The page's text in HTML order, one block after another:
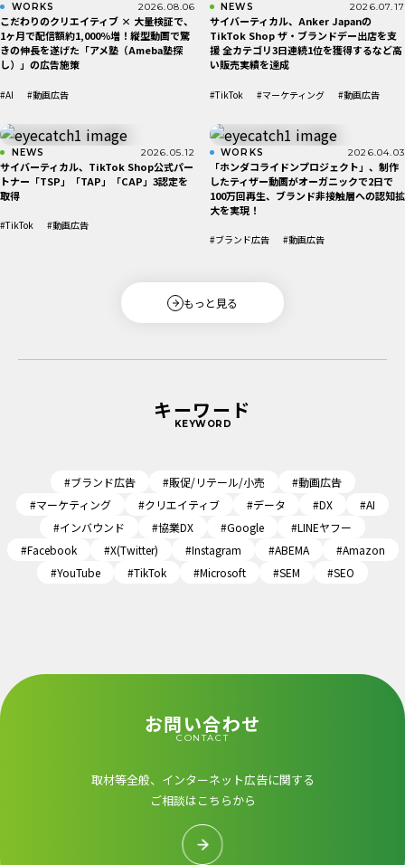
もっと見る
WORKS 2026.08.06
こだわりのクリエイティブ × 大量検証で、
1ヶ月で配信額約1,000％増！縦型動画で驚
きの伸長を遂げた「アメ塾（Ameba塾探
し）」の広告施策
#AI #動画広告
NEWS 2026.07.17
サイバーティカル、Anker Japanの
TikTok Shop ザ・ブランドデー出店を支
援 全カテゴリ3日連続1位を獲得するなど高
い販売実績を達成
#TikTok #マーケティング #動画広告
NEWS 2026.05.12
サイバーティカル、TikTok Shop公式パー
トナー「TSP」「TAP」「CAP」3認定を
取得
#TikTok #動画広告
WORKS 2026.04.03
「ホンダコライドンプロジェクト」、制作
したティザー動画がオーガニックで2日で
100万回再生、ブランド非接触層への認知拡
大を実現！
#ブランド広告 #動画広告
キーワード
KEYWORD
#ブランド広告 #販促/リテール/小売
#動画広告
#マーケティング
#クリエイティブ #データ #DX
#AI
#インバウンド
#協業DX #Google
#LINEヤフー
#Facebook
#X(Twitter) #Instagram #ABEMA
#Amazon
#YouTube
#TikTok #Microsoft #SEM #SEO
お問い合わせ
CONTACT
取材等全般、インターネット広告に関する
ご相談はこちらから